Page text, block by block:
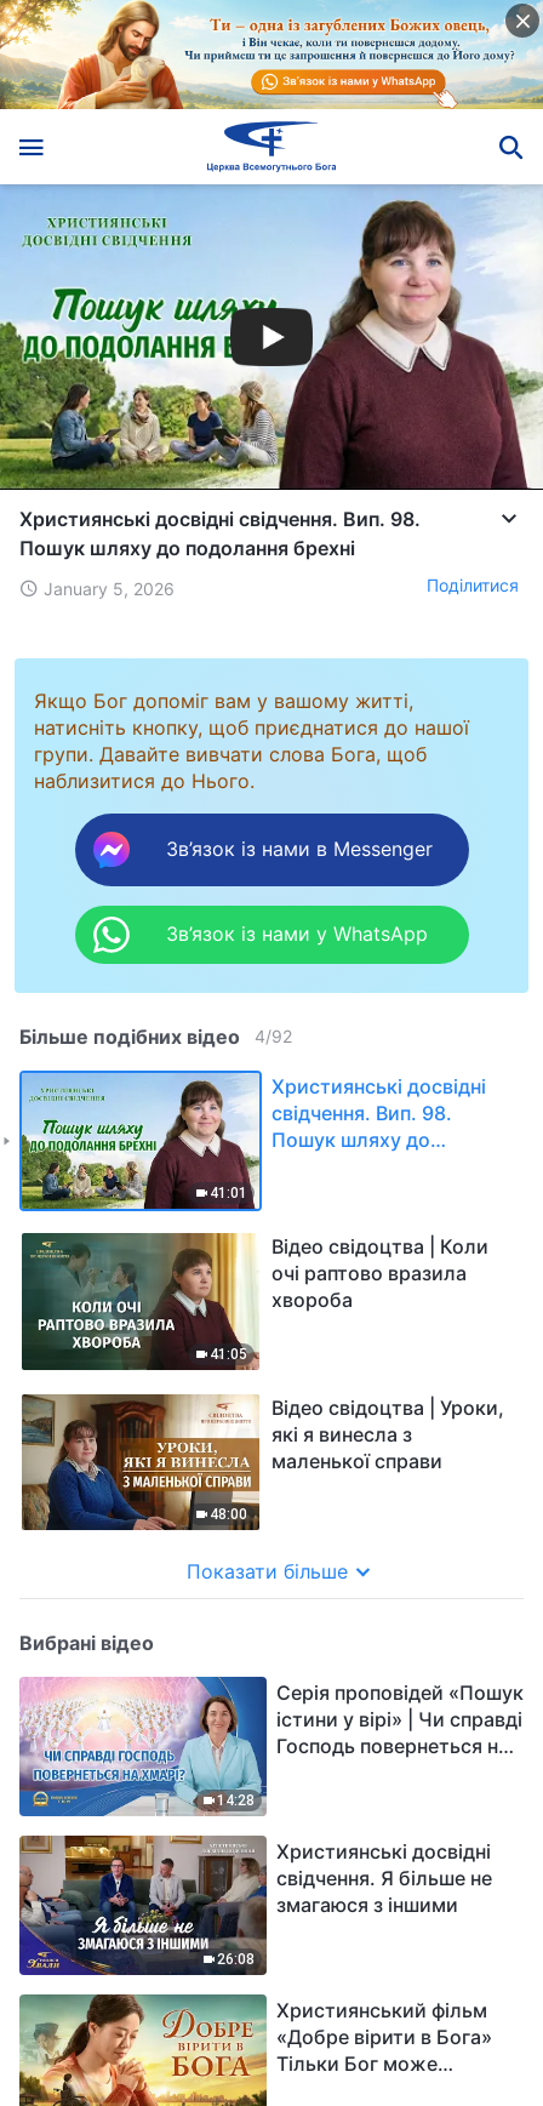
Християнські досвідні свідчення. Вип. 98.
Пошук шляху до подолання брехні
January 5, 2026 Поділитися
Якщо Бог допоміг вам у вашому житті,
натисніть кнопку, щоб приєднатися до нашої
групи. Давайте вивчати слова Бога, щоб
наблизитися до Нього.
Зв’язок із нами в Messenger
Зв’язок із нами у WhatsApp
Більше подібних відео 4/92
41:01
Християнські досвідні
свідчення. Вип. 98.
Пошук шляху до
41:05
Відео свідоцтва | Коли
очі раптово вразила
хвороба
48:00
Відео свідоцтва | Уроки,
які я винесла з
маленької справи
Показати більше
Вибрані відео
14:28
Серія проповідей «Пошук
істини у вірі» | Чи справді
Господь повернеться на
26:08
Християнські досвідні
свідчення. Я більше не
змагаюся з іншими
Християнський фільм
«Добре вірити в Бога»
Тільки Бог може